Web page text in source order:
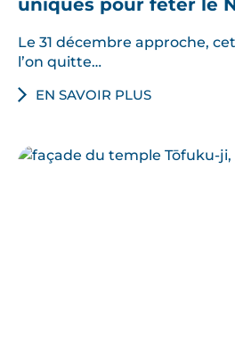
uniques pour fêter le
Le 31 décembre approche,
l’on quitte…
EN SAVOIR PLUS